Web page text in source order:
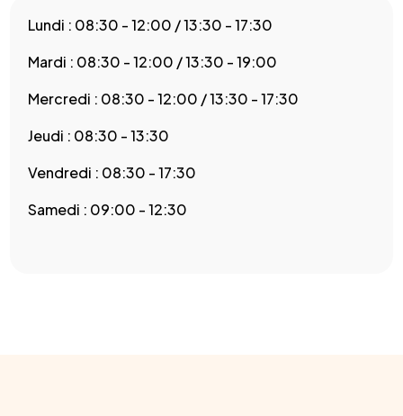
Lundi : 08:30 - 12:00 / 13:30 - 17:30
Mardi : 08:30 - 12:00 / 13:30 - 19:00
Mercredi : 08:30 - 12:00 / 13:30 - 17:30
Jeudi : 08:30 - 13:30
Vendredi : 08:30 - 17:30
Samedi : 09:00 - 12:30